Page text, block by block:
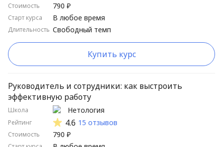
Стоимость
Старт курса
Длительность
790 ₽
Свободный темп
В любое время
Купить курс
Руководитель и сотрудники: как выстроить
эффективную работу
Школа
Рейтинг
Стоимость
Нетология
4.6 15 отзывов
790 ₽